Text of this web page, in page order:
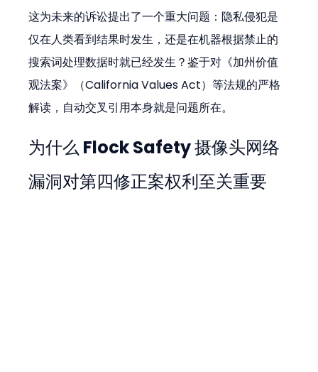
这为未来的诉讼提出了一个重大问题：隐私侵犯是
仅在人类看到结果时发生，还是在机器根据禁止的
搜索词处理数据时就已经发生？鉴于对《加州价值
观法案》（California Values Act）等法规的严格
解读，自动交叉引用本身就是问题所在。
为什么 Flock Safety 摄像头网络
漏洞对第四修正案权利至关重要